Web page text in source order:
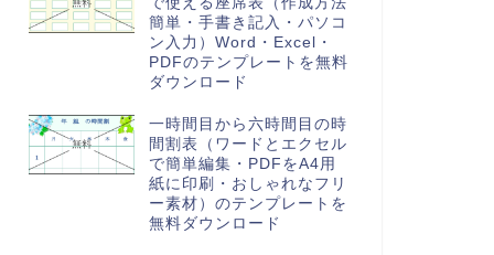
簡単・手書き記入・パソコ
ン入力）Word・Excel・
PDFのテンプレートを無料
ダウンロード
一時間目から六時間目の時
間割表（ワードとエクセル
で簡単編集・PDFをA4用
紙に印刷・おしゃれなフリ
ー素材）のテンプレートを
無料ダウンロード